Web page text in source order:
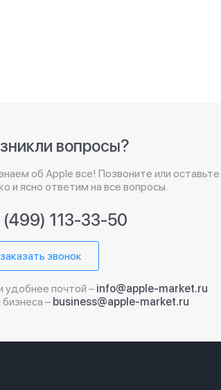
вопросы?
об Apple все! Позвоните или
и ясно ответим на все вопросы.
(499) 113-33-50
заказать звонок
удобнее почтой – info@apple-market.ru
– business@apple-market.ru